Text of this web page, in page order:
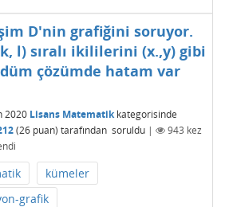
D'nin grafiğini soruyor.
l) sıralı ikililerini (x.,y) gibi
çözümde hatam var
2020 Lisans Matematikkategorisinde
(26puan) tarafından soruldu | 943 kez
kümeler
grafik